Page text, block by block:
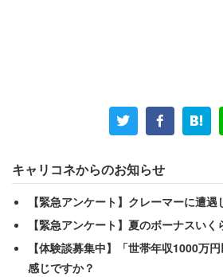
キャリコネからのお知らせ
【緊急アンケート】クレーマーに遭
【緊急アンケート】夏のボーナスいく
【体験談募集中】「世帯年収1000万
感じですか？